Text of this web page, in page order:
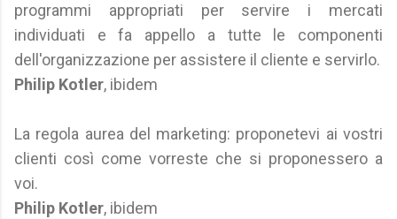
programmi appropriati per servire i mercati
individuati e fa appello a tutte le componenti
dell'organizzazione per assistere il cliente e servirlo.
Philip Kotler, ibidem
La regola aurea del marketing: proponetevi ai vostri
clienti così come vorreste che si proponessero a
voi.
Philip Kotler, ibidem